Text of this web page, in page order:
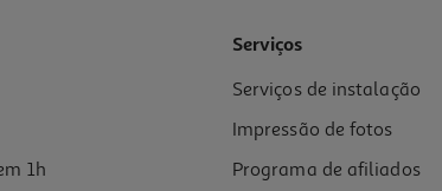
1h
Serviços
Serviços de instalação
Impressão de fotos
Programa de afiliados